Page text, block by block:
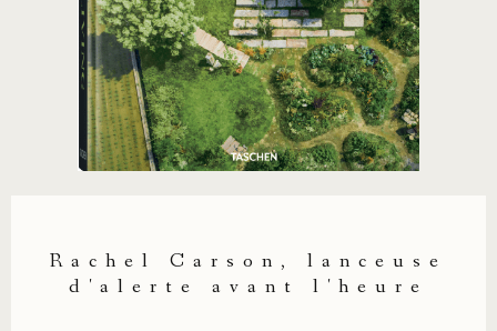
Rachel Carson, lanceuse
d'alerte avant l'heure